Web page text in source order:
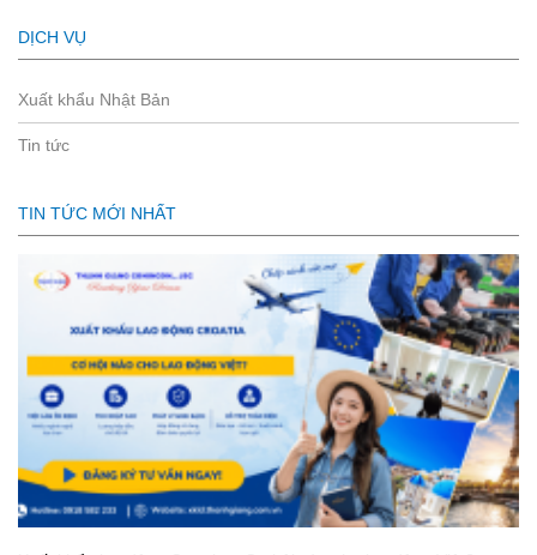
DỊCH VỤ
Xuất khẩu Nhật Bản
Tin tức
TIN TỨC MỚI NHẤT